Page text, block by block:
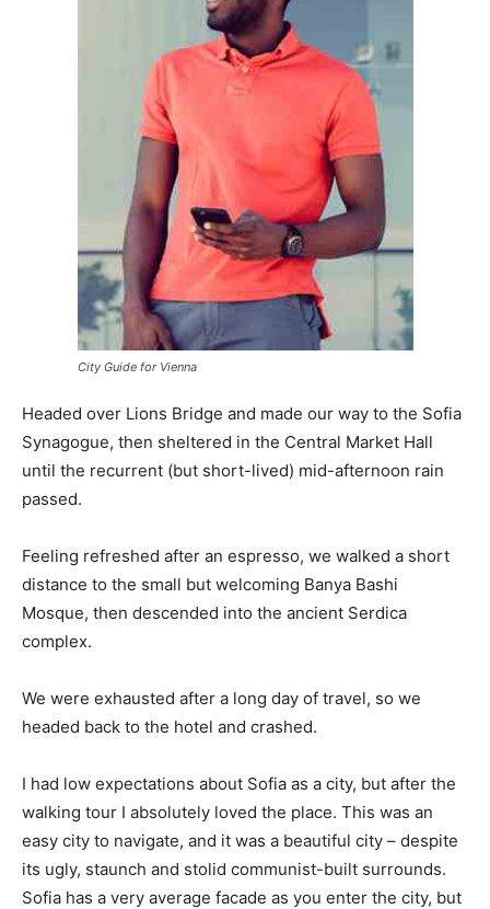
City Guide for Vienna
Headed over Lions Bridge and made our way to the Sofia
Synagogue, then sheltered in the Central Market Hall
until the recurrent (but short-lived) mid-afternoon rain
passed.
Feeling refreshed after an espresso, we walked a short
distance to the small but welcoming Banya Bashi
Mosque, then descended into the ancient Serdica
complex.
We were exhausted after a long day of travel, so we
headed back to the hotel and crashed.
I had low expectations about Sofia as a city, but after the
walking tour I absolutely loved the place. This was an
easy city to navigate, and it was a beautiful city – despite
its ugly, staunch and stolid communist-built surrounds.
Sofia has a very average facade as you enter the city, but